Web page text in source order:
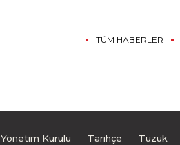
TÜM HABERLER
Yönetim Kurulu Tarihçe Tüzük